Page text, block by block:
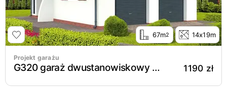
67m2 14x19m
Projekt garażu
G320 garaż dwustanowiskowy z pomieszczeniem gospodarczym i altaną 1190 zł